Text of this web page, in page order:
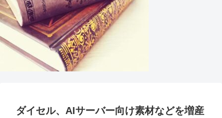
ダイセル、AIサーバー向け素材などを増産